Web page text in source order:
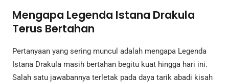
Mengapa Legenda Istana Drakula
Terus Bertahan
Pertanyaan yang sering muncul adalah mengapa Legenda
Istana Drakula masih bertahan begitu kuat hingga hari ini.
Salah satu jawabannya terletak pada daya tarik abadi kisah